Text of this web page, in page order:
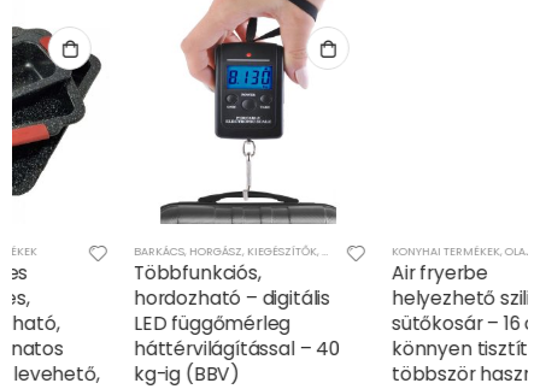
BARKÁCS HORGÁSZ ,KIEGÉSZÍTŐK,KONYHAI TERMÉKEK ,MÉRLEGEK OTTHON
Többfunkciós,
hordozható – digitális
LED függőmérleg
háttérvilágítással – 40
kg-ig (BBV)
KONYHAI TERMÉKEK ,OLAJ NÉLKÜLI SÜTŐ
helyezhető szilikon
sütőkosár – 16 cm-es,
könnyen tisztítható,
többször használható